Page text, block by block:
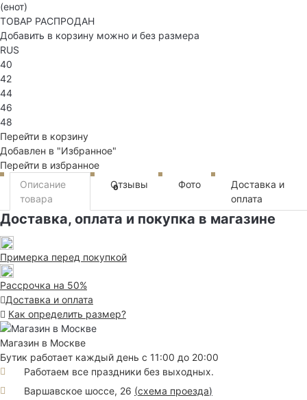
(енот)
ТОВАР РАСПРОДАН
Добавить в корзину можно и без размера
RUS
40
42
44
46
48
Перейти в корзину
Добавлен в "Избранное"
Перейти в избранное
Описание
товара
Отзывы
0 Фото
Доставка и
оплата
Доставка, оплата и покупка в магазине
Примерка перед покупкой
Рассрочка на 50%
Доставка и оплата
Как определить размер?
Магазин в Москве
Бутик работает каждый день с 11:00 до 20:00
Работаем все праздники без выходных.
Варшавское шоссе, 26 (схема проезда)